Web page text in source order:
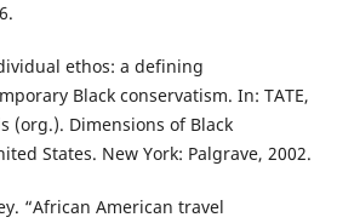
ethos: a defining
Black conservatism. In: TATE,
(org.). Dimensions of Black
States. New York: Palgrave, 2002.
“African American travel